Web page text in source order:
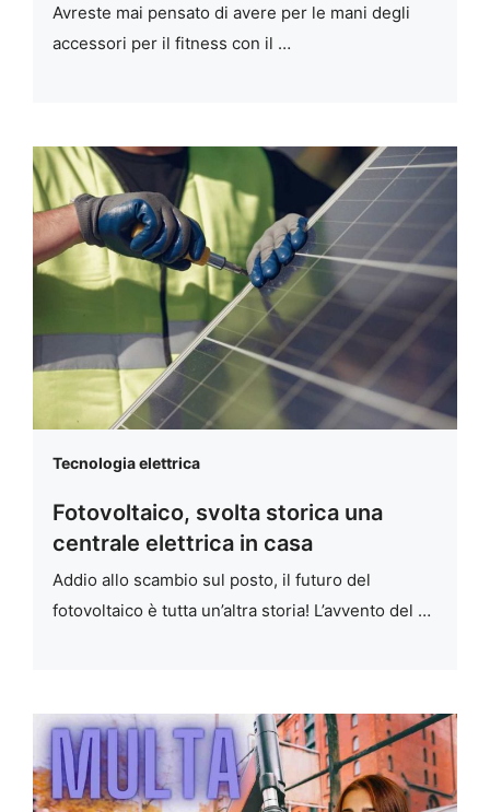
Avreste mai pensato di avere per le mani degli
accessori per il fitness con il …
Tecnologia elettrica
Fotovoltaico, svolta storica una
centrale elettrica in casa
Addio allo scambio sul posto, il futuro del
fotovoltaico è tutta un’altra storia! L’avvento del …